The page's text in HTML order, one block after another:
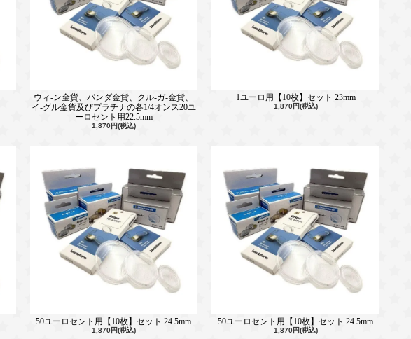
ウィ-ン金貨、パンダ金貨、クル-ガ-金貨、
イ-グル金貨及びプラチナの各1/4オンス20ユ
ーロセント用22.5mm
1,870円(税込)
1ユーロ用【10枚】セット 23mm
1,870円(税込)
50ユーロセント用【10枚】セット 24.5mm
1,870円(税込)
50ユーロセント用【10枚】セット 24.5mm
1,870円(税込)